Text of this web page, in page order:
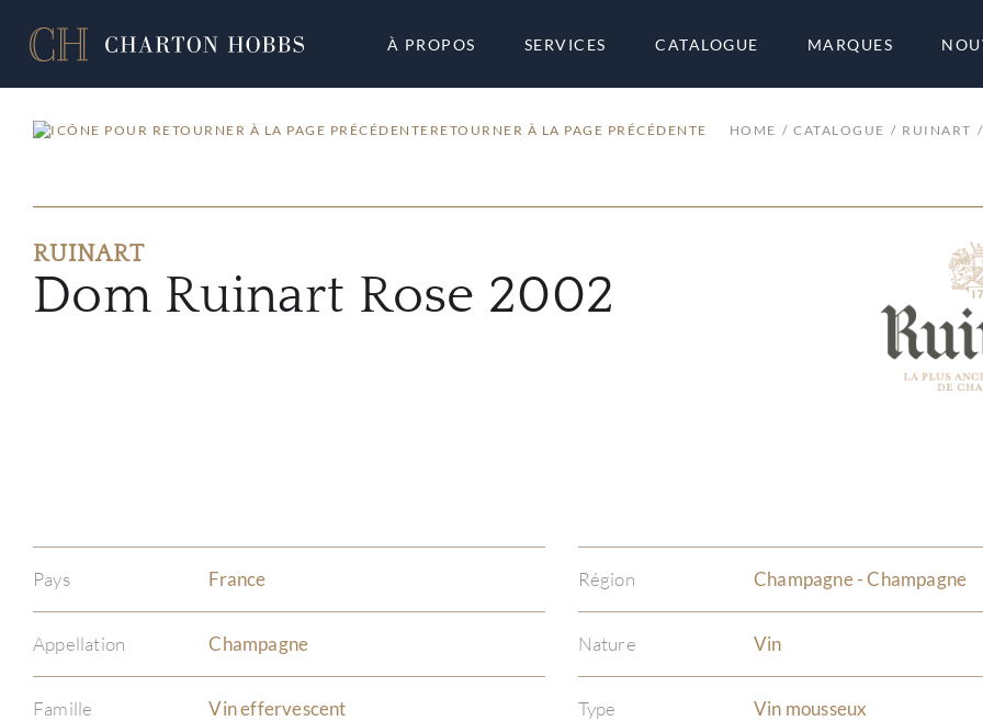
À PROPOS SERVICES CATALOGUE MARQUES
RETOURNER À LA PAGE PRÉCÉDENTE HOME CATALOGUE RUINART
RUINART
Dom Ruinart Rose 2002
Pays France Région Champagne - Champagne
Appellation Champagne Nature Vin
Famille Vin effervescent Type Vin mousseux